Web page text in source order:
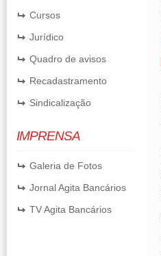
Cursos
Jurídico
Quadro de avisos
Recadastramento
Sindicalização
IMPRENSA
Galeria de Fotos
Jornal Agita Bancários
TV Agita Bancários